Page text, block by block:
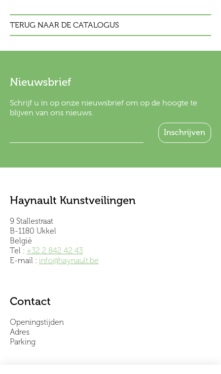
TERUG NAAR DE CATALOGUS
Nieuwsbrief
Schrijf u in op onze nieuwsbrief om op de hoogte te
blijven van ons nieuws.
Haynault Kunstveilingen
9 Stallestraat
B-1180 Ukkel
België
Tel : +32 2 842 42 43
E-mail : info@haynault.be
Contact
Openingstijden
Adres
Parking